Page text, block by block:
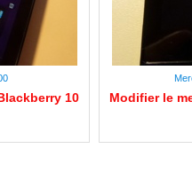
10
Modifier le